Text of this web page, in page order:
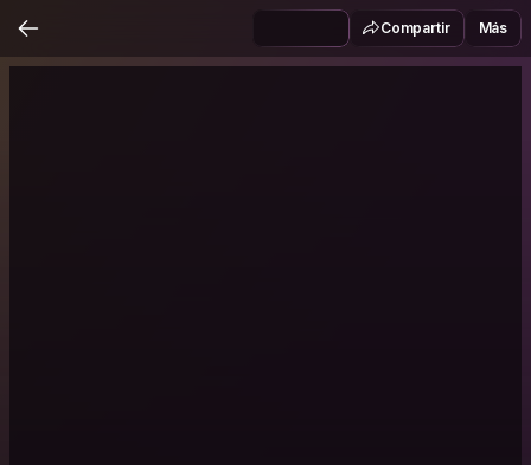
Compartir Más